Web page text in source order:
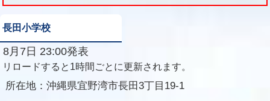
長田小学校
8月7日 23:00発表
リロードすると1時間ごとに更新されます。
所在地： 沖縄県宜野湾市長田3丁目19-1